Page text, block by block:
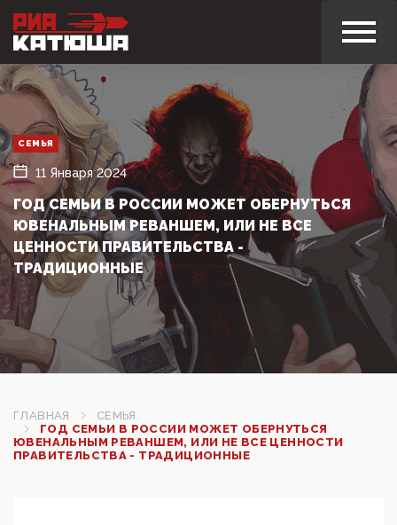
СЕМЬЯ
11 Января 2024
ГОД СЕМЬИ В РОССИИ МОЖЕТ ОБЕРНУТЬСЯ
ЮВЕНАЛЬНЫМ РЕВАНШЕМ, ИЛИ НЕ ВСЕ
ЦЕННОСТИ ПРАВИТЕЛЬСТВА -
ТРАДИЦИОННЫЕ
ГЛАВНАЯ
СЕМЬЯ
ГОД СЕМЬИ В РОССИИ МОЖЕТ ОБЕРНУТЬСЯ
ЮВЕНАЛЬНЫМ РЕВАНШЕМ, ИЛИ НЕ ВСЕ ЦЕННОСТИ
ПРАВИТЕЛЬСТВА - ТРАДИЦИОННЫЕ